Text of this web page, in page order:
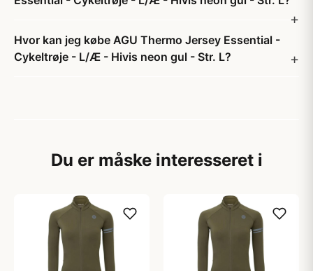
Hvor kan jeg købe AGU Thermo Jersey Essential -
Cykeltrøje - L/Æ - Hivis neon gul - Str. L?
Du er måske interesseret i